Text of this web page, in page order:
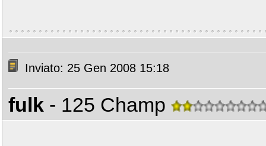
Inviato: 25 Gen 2008 15:18
fulk - 125 Champ